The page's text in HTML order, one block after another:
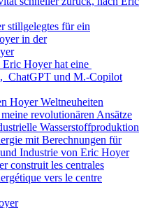
stillgelegtes für ein
in der
Hoyer hat eine
ChatGPT und M.-Copilot
Hoyer Weltneuheiten
revolutionären Ansätze
Wasserstoffproduktion
mit Berechnungen für
Industrie von Eric Hoyer
construit les centrales
vers le centre